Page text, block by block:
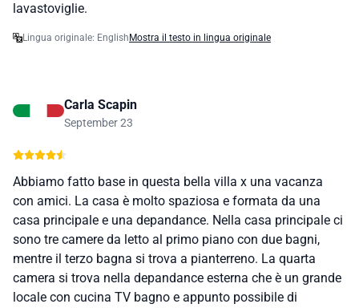
lavastoviglie.
Lingua originale: English Mostra il testo in lingua originale
Carla Scapin
September 23
Abbiamo fatto base in questa bella villa x una vacanza
con amici. La casa è molto spaziosa e formata da una
casa principale e una depandance. Nella casa principale ci
sono tre camere da letto al primo piano con due bagni,
mentre il terzo bagna si trova a pianterreno. La quarta
camera si trova nella depandance esterna che è un grande
locale con cucina TV bagno e appunto possibile di